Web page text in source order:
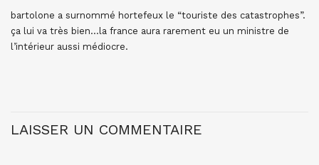
bartolone a surnommé hortefeux le “touriste des catastrophes”.
ça lui va très bien…la france aura rarement eu un ministre de
l’intérieur aussi médiocre.
LAISSER UN COMMENTAIRE